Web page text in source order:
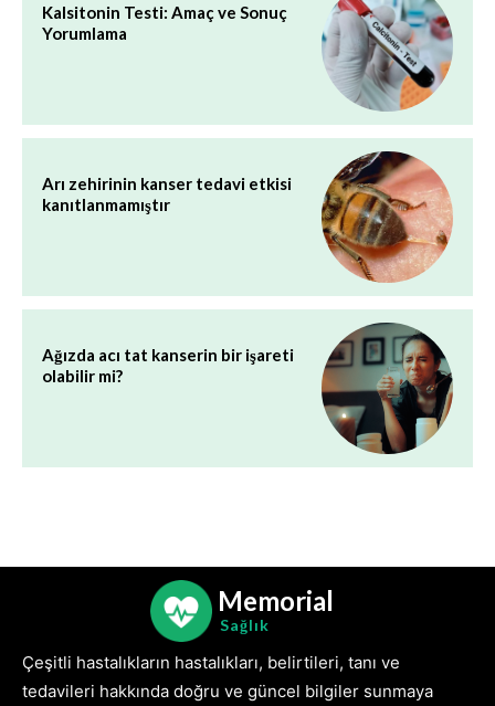
Kalsitonin Testi: Amaç ve Sonuç
Yorumlama
Arı zehirinin kanser tedavi etkisi
kanıtlanmamıştır
Ağızda acı tat kanserin bir işareti
olabilir mi?
Memorial
Sağlık
Çeşitli hastalıkların hastalıkları, belirtileri, tanı ve
tedavileri hakkında doğru ve güncel bilgiler sunmaya